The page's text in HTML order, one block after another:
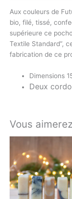
Aux couleurs de
bio, filé, tissé,
supérieure ce
Textile Standard”,
fabrication de ce
Dimensions
Deux
Vous